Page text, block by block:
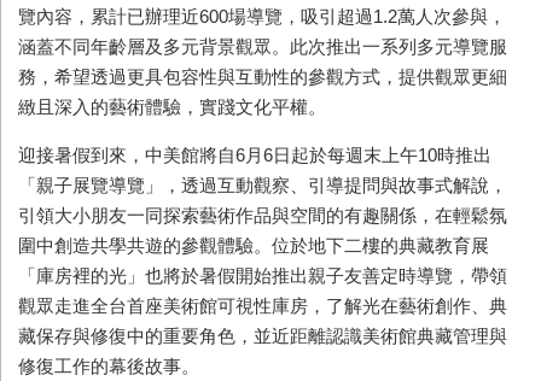
覽內容，累計已辦理近600場導覽，吸引超過1.2萬人次參與，
涵蓋不同年齡層及多元背景觀眾。此次推出一系列多元導覽服
務，希望透過更具包容性與互動性的參觀方式，提供觀眾更細
緻且深入的藝術體驗，實踐文化平權。
迎接暑假到來，中美館將自6月6日起於每週末上午10時推出
「親子展覽導覽」，透過互動觀察、引導提問與故事式解說，
引領大小朋友一同探索藝術作品與空間的有趣關係，在輕鬆氛
圍中創造共學共遊的參觀體驗。位於地下二樓的典藏教育展
「庫房裡的光」也將於暑假開始推出親子友善定時導覽，帶領
觀眾走進全台首座美術館可視性庫房，了解光在藝術創作、典
藏保存與修復中的重要角色，並近距離認識美術館典藏管理與
修復工作的幕後故事。